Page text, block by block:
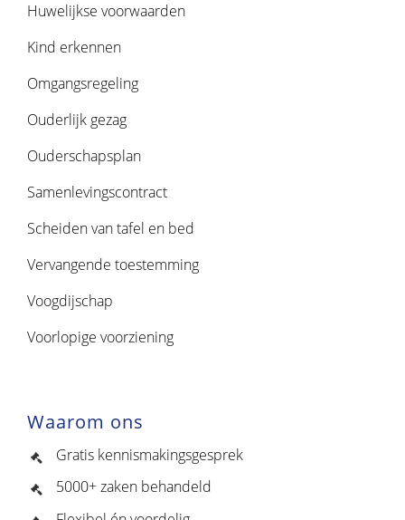
Huwelijkse voorwaarden
Kind erkennen
Omgangsregeling
Ouderlijk gezag
Ouderschapsplan
Samenlevingscontract
Scheiden van tafel en bed
Vervangende toestemming
Voogdijschap
Voorlopige voorziening
Waarom ons
Gratis kennismakingsgesprek
5000+ zaken behandeld